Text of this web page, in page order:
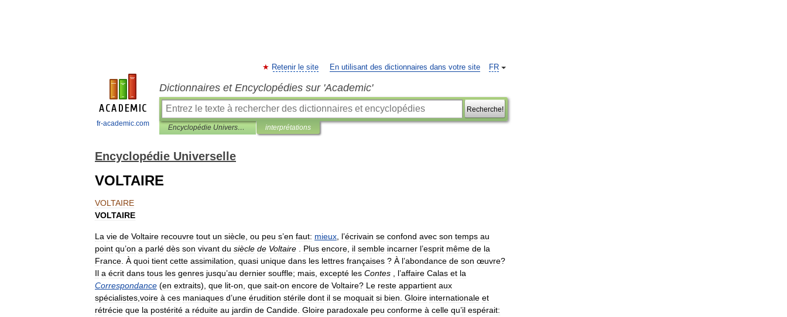
fr-academic.com
FR
Retenir le site En utilisant des dictionnaires dans votre site
Dictionnaires et Encyclopédies sur 'Academic'
Recherche!
Encyclopédie Universelle interprétations
Encyclopédie Universelle
VOLTAIRE
VOLTAIRE
VOLTAIRE
La vie de Voltaire recouvre tout un siècle ou peu s’en faut: mieux l’écrivain se confond avec son temps au
point qu’on a parlé dès son vivant du siècle de Voltaire Plus encore il semble incarner l’esprit même de la
France À quoi tient cette assimilation quasi unique dans les lettres françaises ? À l’abondance de son œuvre?
Il a écrit dans tous les genres jusqu’au dernier souffle; mais excepté les Contes l’affaire Calas et la
Correspondance (en extraits), que lit-on que sait-on encore de Voltaire? Le reste appartient aux
spécialistes voire à ces maniaques d’une érudition stérile dont il se moquait si bien Gloire internationale et
rétrécie que la postérité a réduite au jardin de Candide Gloire paradoxale peu conforme à celle qu’il espérait: